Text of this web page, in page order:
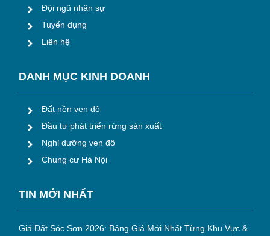
Đội ngũ nhân sự
Tuyển dụng
Liên hệ
DANH MỤC KINH DOANH
Đất nền ven đô
Đầu tư phát triển rừng sản xuất
Nghỉ dưỡng ven đô
Chung cư Hà Nội
TIN MỚI NHẤT
Giá Đất Sóc Sơn 2026: Bảng Giá Mới Nhất Từng Khu Vực &